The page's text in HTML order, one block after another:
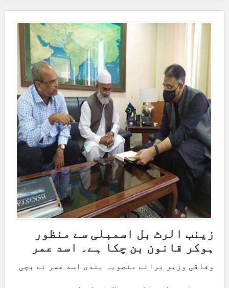
زینب الرٹ بل اسمبلی سے منظور
ہوکر قانون بن چکا ہے۔ اسد عمر
وفاقی وزیر برائے منصوبہ بندی اسد عمر نے بچی